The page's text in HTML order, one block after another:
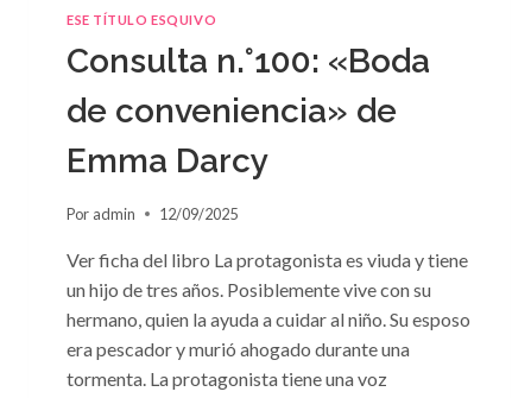
ESE TÍTULO ESQUIVO
Consulta n.°100: «Boda
de conveniencia» de
Emma Darcy
Por admin 12/09/2025
Ver ficha del libro La protagonista es viuda y tiene
un hijo de tres años. Posiblemente vive con su
hermano, quien la ayuda a cuidar al niño. Su esposo
era pescador y murió ahogado durante una
tormenta. La protagonista tiene una voz